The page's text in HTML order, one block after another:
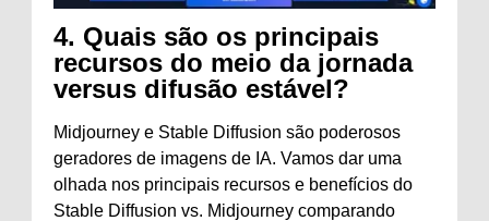
4. Quais são os principais
recursos do meio da jornada
versus difusão estável?
Midjourney e Stable Diffusion são poderosos
geradores de imagens de IA. Vamos dar uma
olhada nos principais recursos e benefícios do
Stable Diffusion vs. Midjourney comparando